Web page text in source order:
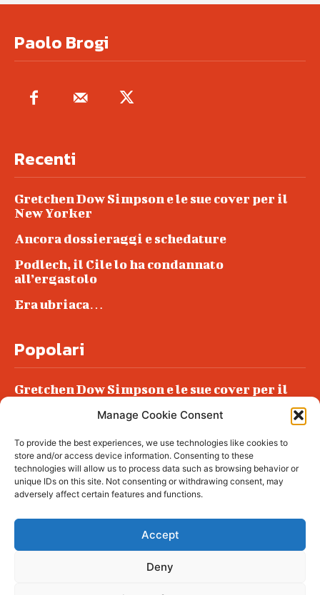
Manage Cookie Consent
To provide the best experiences, we use technologies like cookies to
store and/or access device information. Consenting to these
technologies will allow us to process data such as browsing behavior or
unique IDs on this site. Not consenting or withdrawing consent, may
adversely affect certain features and functions.
Accept
Deny
Paolo Brogi
Recenti
Gretchen Dow Simpson e le sue cover per il
New Yorker
Ancora dossieraggi e schedature
Podlech, il Cile lo ha condannato
all’ergastolo
Era ubriaca…
Popolari
Gretchen Dow Simpson e le sue cover per il
Podlech, il Cile lo ha condannato
all’ergastolo
Era ubriaca…
© tagDiv - All rights reserved. Made with